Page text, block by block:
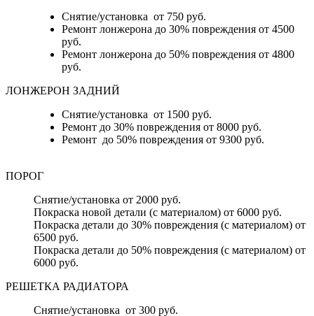
Снятие/установка от 750 руб.
Ремонт лонжерона до 30% повреждения от 4500
руб.
Ремонт лонжерона до 50% повреждения от 4800
руб.
ЛОНЖЕРОН ЗАДНИЙ
Снятие/установка от 1500 руб.
Ремонт до 30% повреждения от 8000 руб.
Ремонт до 50% повреждения от 9300 руб.
ПОРОГ
Снятие/установка от 2000 руб.
Покраска новой детали (с материалом) от 6000 руб.
Покраска детали до 30% повреждения (с материалом) от
6500 руб.
Покраска детали до 50% повреждения (с материалом) от
6000 руб.
РЕШЕТКА РАДИАТОРА
Снятие/установка от 300 руб.